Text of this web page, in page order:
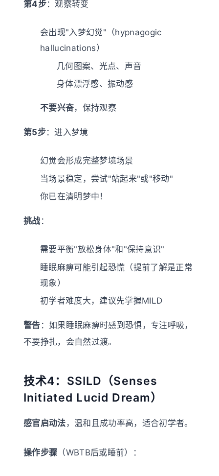
第4步：观察转变
会出现"入梦幻觉"（hypnagogic
hallucinations）
几何图案、光点、声音
身体漂浮感、振动感
不要兴奋，保持观察
第5步：进入梦境
幻觉会形成完整梦境场景
当场景稳定，尝试"站起来"或"移动"
你已在清明梦中！
挑战 ：
需要平衡"放松身体"和"保持意识"
睡眠麻痹可能引起恐慌（提前了解是正常
现象）
初学者难度大，建议先掌握MILD
警告 ：如果睡眠麻痹时感到恐惧，专注呼吸，
不要挣扎，会自然过渡。
技术4：SSILD（Senses
Initiated Lucid Dream）
感官启动法 ，温和且成功率高，适合初学者。
操作步骤 （WBTB后或睡前）：